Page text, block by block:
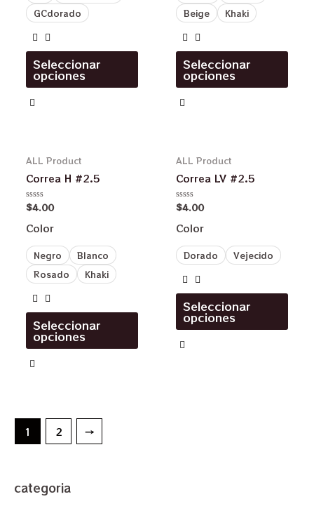
categoria
GCdorado
Seleccionar
opciones
Beige
Khaki
Seleccionar
opciones
ALL Product
Correa H #2.5
Valorado
0
de
$4.00
Color
Negro
Blanco
Rosado
Khaki
Seleccionar
opciones
ALL Product
Correa LV #2.5
Valorado
0
de
$4.00
Color
Dorado Vejecido
Seleccionar
opciones
1 2 →